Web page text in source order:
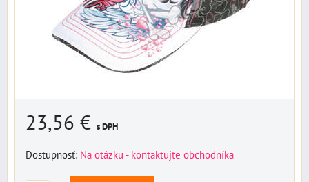
23,56 € s DPH
Dostupnosť: Na otázku - kontaktujte obchodníka